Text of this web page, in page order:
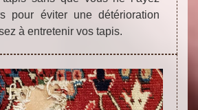
pour éviter une détérioration
à entretenir vos tapis.